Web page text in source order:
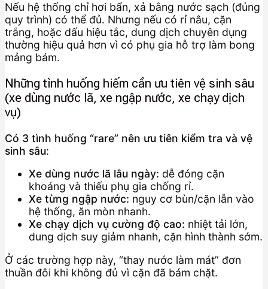
Nếu hệ thống chỉ hơi bẩn, xả bằng nước sạch (đúng
quy trình) có thể đủ. Nhưng nếu có rỉ nâu, cặn
trắng, hoặc dấu hiệu tắc, dung dịch chuyên dụng
thường hiệu quả hơn vì có phụ gia hỗ trợ làm bong
mảng bám.
Những tình huống hiếm cần ưu tiên vệ sinh sâu
(xe dùng nước lã, xe ngập nước, xe chạy dịch
vụ)
Có 3 tình huống “rare” nên ưu tiên kiểm tra và vệ
sinh sâu:
Xe dùng nước lã lâu ngày: dễ đóng cặn
khoáng và thiếu phụ gia chống rỉ.
Xe từng ngập nước: nguy cơ bùn/cặn lẫn vào
hệ thống, ăn mòn nhanh.
Xe chạy dịch vụ cường độ cao: nhiệt tải lớn,
dung dịch suy giảm nhanh, cặn hình thành sớm.
Ở các trường hợp này, “thay nước làm mát” đơn
thuần đôi khi không đủ vì cặn đã bám chặt.